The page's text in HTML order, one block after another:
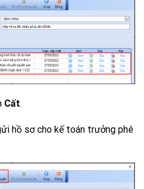
Cất.
hồ sơ cho kế toán trưởng phê